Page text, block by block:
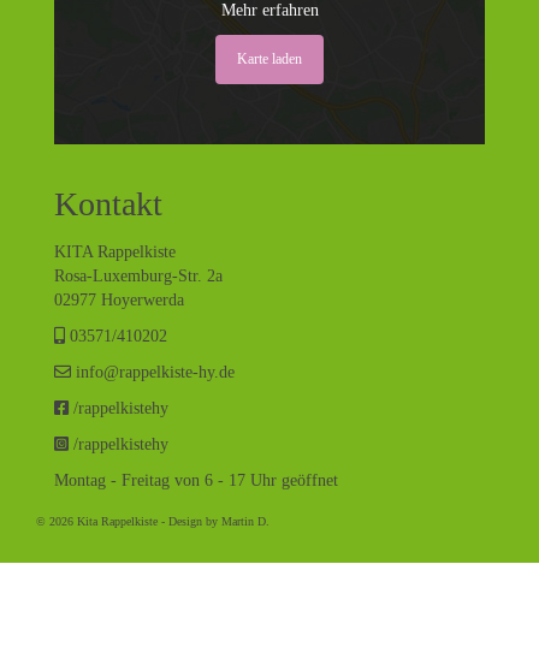
Mehr erfahren
Karte laden
Kontakt
KITA Rappelkiste
Rosa-Luxemburg-Str. 2a
02977 Hoyerwerda
03571/410202
info@rappelkiste-hy.de
/rappelkistehy
/rappelkistehy
Montag - Freitag von 6 - 17 Uhr geöffnet
© 2026 Kita Rappelkiste - Design by Martin D.